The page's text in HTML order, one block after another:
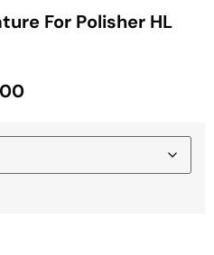
For Polisher HL